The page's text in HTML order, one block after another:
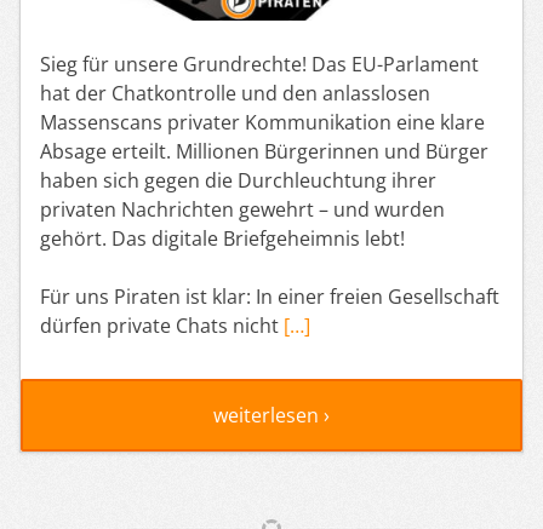
Sieg für unsere Grundrechte! Das EU-Parlament
hat der Chatkontrolle und den anlasslosen
Massenscans privater Kommunikation eine klare
Absage erteilt. Millionen Bürgerinnen und Bürger
haben sich gegen die Durchleuchtung ihrer
privaten Nachrichten gewehrt – und wurden
gehört. Das digitale Briefgeheimnis lebt!
Für uns Piraten ist klar: In einer freien Gesellschaft
dürfen private Chats nicht […]
weiterlesen ›